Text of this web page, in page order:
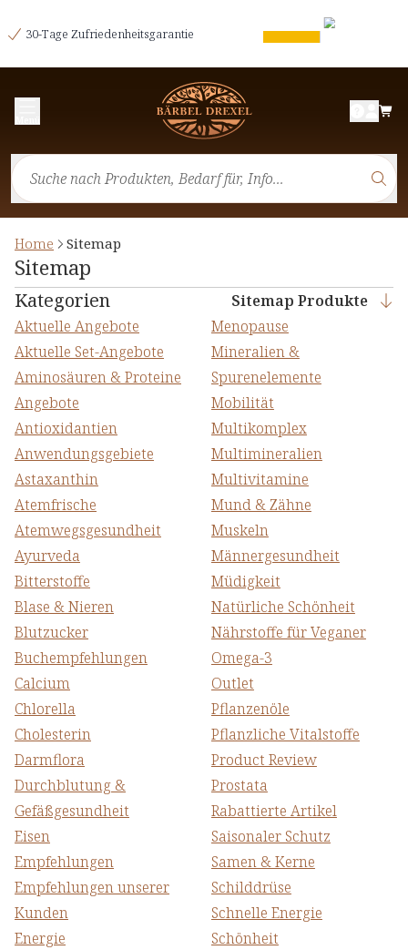
30-Tage Zufriedenheitsgarantie
Home Sitemap
Sitemap
Kategorien
Sitemap Produkte
Aktuelle Angebote
Aktuelle Set-Angebote
Aminosäuren & Proteine
Angebote
Antioxidantien
Anwendungsgebiete
Astaxanthin
Atemfrische
Atemwegs­gesundheit
Ayurveda
Bitterstoffe
Blase & Nieren
Blutzucker
Buchempfehlungen
Calcium
Chlorella
Cholesterin
Darmflora
Durchblutung &
Gefäßgesundheit
Eisen
Empfehlungen
Empfehlungen unserer
Kunden
Energie
Menopause
Mineralien &
Spurenelemente
Mobilität
Multikomplex
Multimineralien
Multivitamine
Mund & Zähne
Muskeln
Männergesundheit
Müdigkeit
Natürliche Schönheit
Nährstoffe für Veganer
Omega-3
Outlet
Pflanzenöle
Pflanzliche Vitalstoffe
Product Review
Prostata
Rabattierte Artikel
Saisonaler Schutz
Samen & Kerne
Schilddrüse
Schnelle Energie
Schönheit